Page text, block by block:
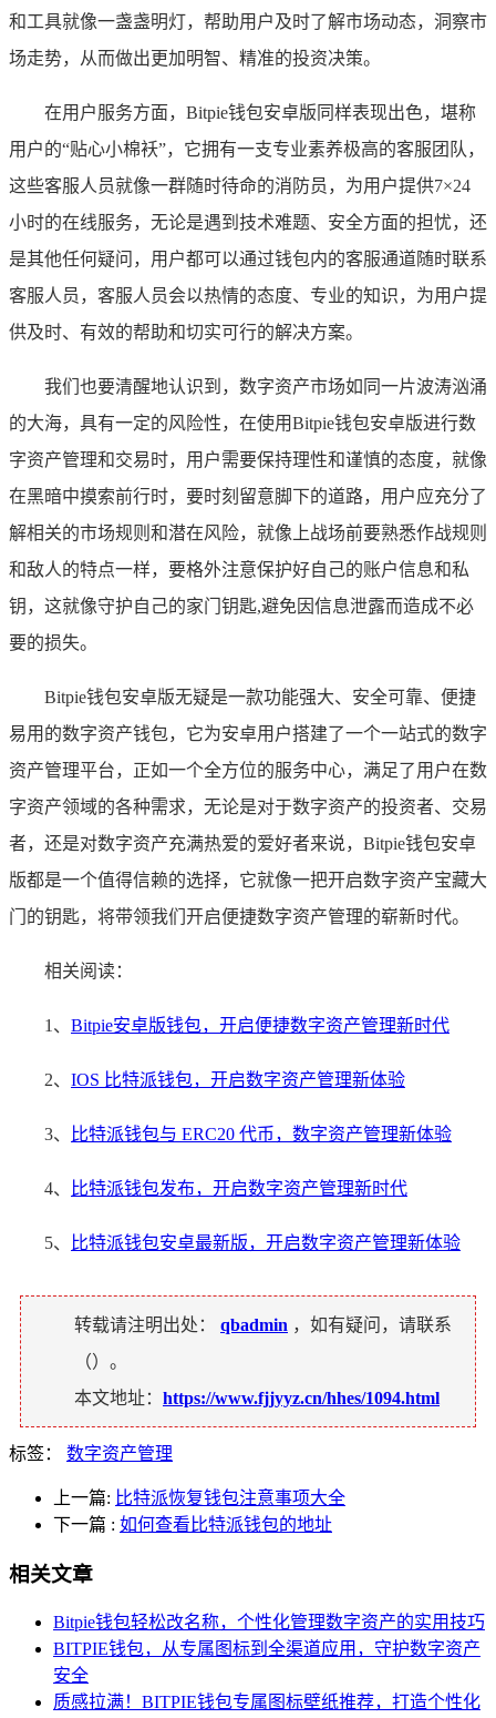
和工具就像一盏盏明灯，帮助用户及时了解市场动态，洞察市
场走势，从而做出更加明智、精准的投资决策。
在用户服务方面，Bitpie钱包安卓版同样表现出色，堪称
用户的“贴心小棉袄”，它拥有一支专业素养极高的客服团队，
这些客服人员就像一群随时待命的消防员，为用户提供7×24
小时的在线服务，无论是遇到技术难题、安全方面的担忧，还
是其他任何疑问，用户都可以通过钱包内的客服通道随时联系
客服人员，客服人员会以热情的态度、专业的知识，为用户提
供及时、有效的帮助和切实可行的解决方案。
我们也要清醒地认识到，数字资产市场如同一片波涛汹涌
的大海，具有一定的风险性，在使用Bitpie钱包安卓版进行数
字资产管理和交易时，用户需要保持理性和谨慎的态度，就像
在黑暗中摸索前行时，要时刻留意脚下的道路，用户应充分了
解相关的市场规则和潜在风险，就像上战场前要熟悉作战规则
和敌人的特点一样，要格外注意保护好自己的账户信息和私
钥，这就像守护自己的家门钥匙,避免因信息泄露而造成不必
要的损失。
Bitpie钱包安卓版无疑是一款功能强大、安全可靠、便捷
易用的数字资产钱包，它为安卓用户搭建了一个一站式的数字
资产管理平台，正如一个全方位的服务中心，满足了用户在数
字资产领域的各种需求，无论是对于数字资产的投资者、交易
者，还是对数字资产充满热爱的爱好者来说，Bitpie钱包安卓
版都是一个值得信赖的选择，它就像一把开启数字资产宝藏大
门的钥匙，将带领我们开启便捷数字资产管理的崭新时代。
相关阅读：
1、 Bitpie安卓版钱包，开启便捷数字资产管理新时代
2、 IOS 比特派钱包，开启数字资产管理新体验
3、 比特派钱包与 ERC20 代币，数字资产管理新体验
4、 比特派钱包发布，开启数字资产管理新时代
5、 比特派钱包安卓最新版，开启数字资产管理新体验
转载请注明出处： qbadmin ，如有疑问，请联系
（）。
本文地址： https://www.fjjyyz.cn/hhes/1094.html
标签： 数字资产管理
上一篇: 比特派恢复钱包注意事项大全
下一篇 : 如何查看比特派钱包的地址
相关文章
Bitpie钱包轻松改名称，个性化管理数字资产的实用技巧
BITPIE钱包，从专属图标到全渠道应用，守护数字资产
安全
质感拉满！BITPIE钱包专属图标壁纸推荐，打造个性化